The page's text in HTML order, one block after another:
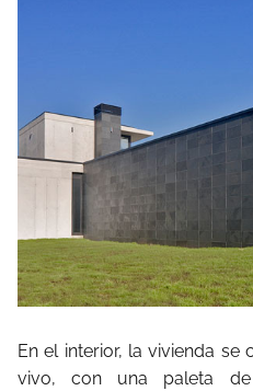
En el interior, la vivienda
vivo, con una paleta